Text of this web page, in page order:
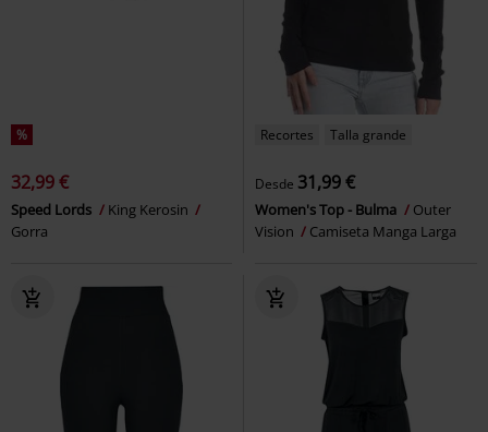
%
32,99 €
Speed Lords
King Kerosin
Gorra
Recortes Talla grande
Desde 31,99 €
Women's Top - Bulma
Outer
Vision
Camiseta Manga Larga